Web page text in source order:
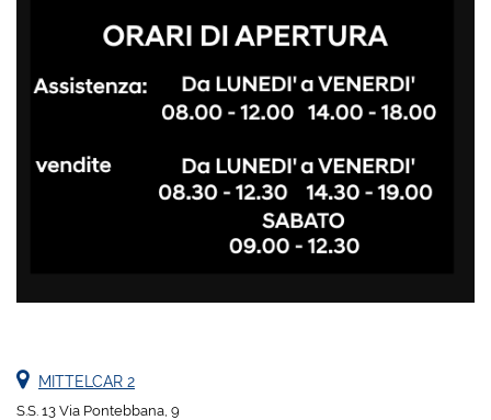
MITTELCAR 2
S.S. 13 Via Pontebbana, 9